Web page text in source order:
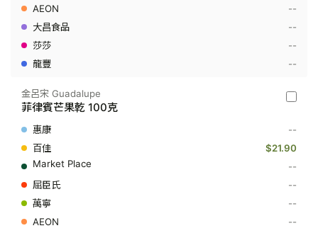
--
--
--
--
金
-
律
果
100
金呂宋 Guadalupe
菲律賓芒果乾 100克
--
$21.90
--
--
--
--